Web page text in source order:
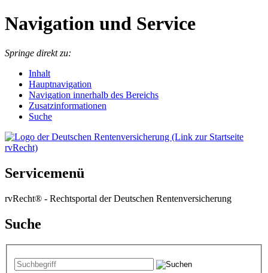
Navigation und Service
Springe direkt zu:
Inhalt
Hauptnavigation
Navigation innerhalb des Bereichs
Zusatzinformationen
Suche
Servicemenü
rvRecht® - Rechtsportal der Deutschen Rentenversicherung
Suche